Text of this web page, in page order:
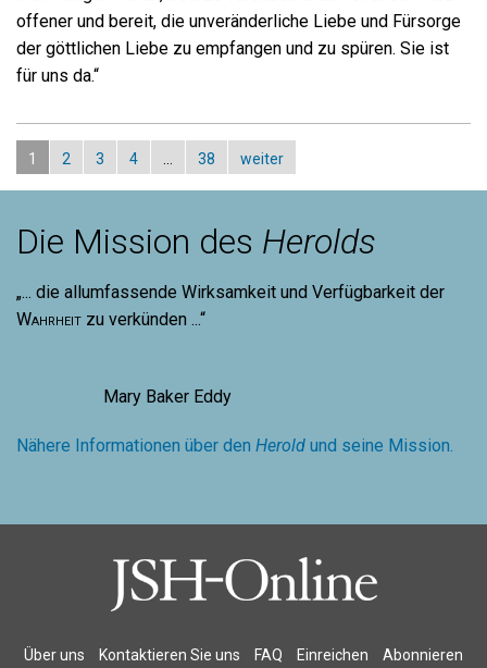
offener und bereit, die unveränderliche Liebe und Fürsorge
der göttlichen Liebe zu empfangen und zu spüren. Sie ist
für uns da.“
1 2 3 4 38 weiter
Die Mission des Herolds
„... die allumfassende Wirksamkeit und Verfügbarkeit der
Wahrheit zu verkünden ...“
Mary Baker Eddy
Nähere Informationen über den Herold und seine Mission.
Über uns Kontaktieren Sie uns FAQ Einreichen
Abonnieren